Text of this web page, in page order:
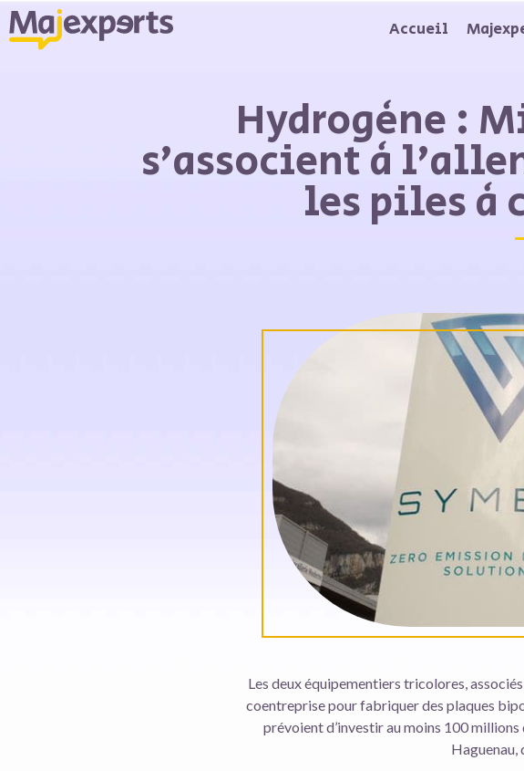
Accueil
Hydrogène :
s’associent à
les piles à
Les deux équipementiers tricolores,
coentreprise pour fabriquer des plaques
prévoient d’investir au moins 100 millions
Haguenau,